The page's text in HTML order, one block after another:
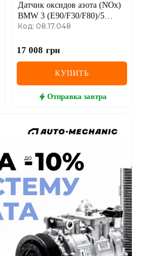
Датчик оксидов азота (NOx)
BMW 3 (E90/F30/F80)/5
(F10)/7 (F01-F04) 06-18
Код: 08.17.048
17 008 грн
КУПИТЬ
Отправка завтра